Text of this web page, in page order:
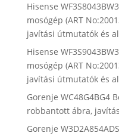
Hisense
mosógép (ART
javítási útmutatók és
Hisense
mosógép (ART
javítási útmutatók és
Gorenje WC48G4BG4
robbantott ábra,
Gorenje